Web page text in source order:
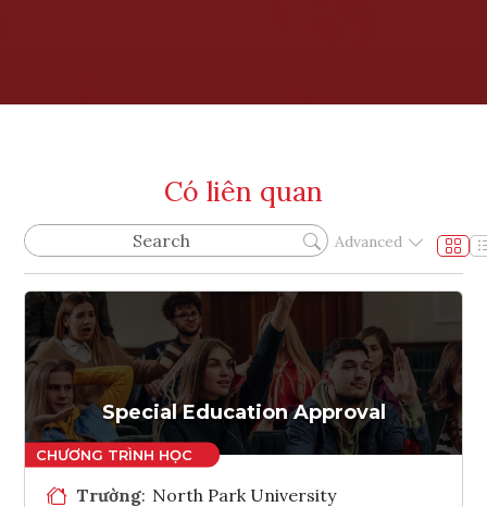
Có liên quan
Advanced
Special Education Approval
Trường: North Park University